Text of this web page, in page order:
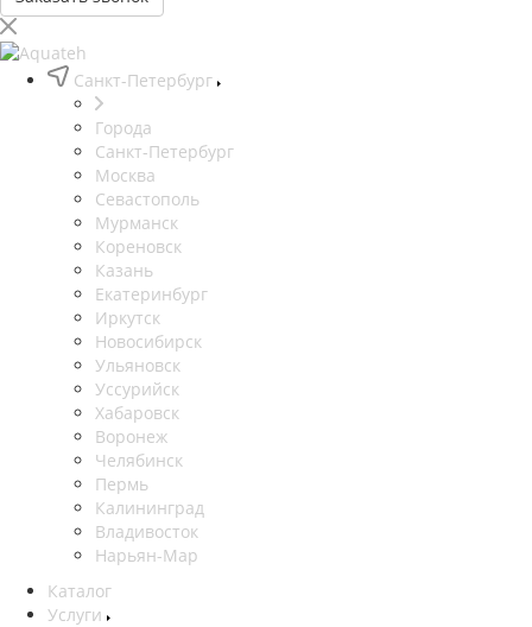
Санкт-Петербург
Города
Санкт-Петербург
Москва
Севастополь
Мурманск
Кореновск
Казань
Екатеринбург
Иркутск
Новосибирск
Ульяновск
Уссурийск
Хабаровск
Воронеж
Челябинск
Пермь
Калининград
Владивосток
Нарьян-Мар
Каталог
Услуги